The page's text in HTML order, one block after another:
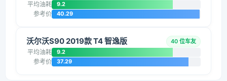
平均油耗 9.2
参考价 40.29
沃尔沃S90 2019款 T4 智逸版 40 位车友
平均油耗 9.2
参考价 37.29